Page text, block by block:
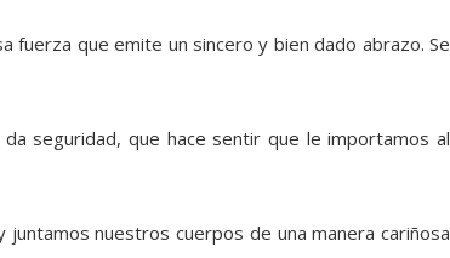
fuerza que emite un sincero y bien dado abrazo. Se
seguridad, que hace sentir que le importamos al
nuestros cuerpos de una manera cariñosa